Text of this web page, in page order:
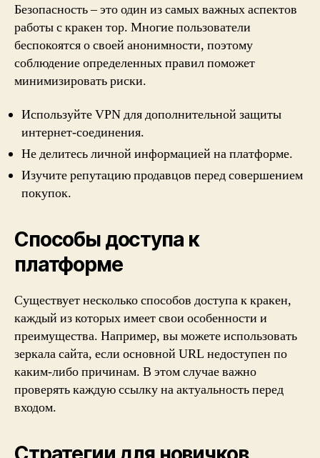
Безопасность – это один из самых важных аспектов
работы с кракен тор. Многие пользователи
беспокоятся о своей анонимности, поэтому
соблюдение определенных правил поможет
минимизировать риски.
Используйте VPN для дополнительной защиты
интернет-соединения.
Не делитесь личной информацией на платформе.
Изучите репутацию продавцов перед совершением
покупок.
Способы доступа к
платформе
Существует несколько способов доступа к кракен,
каждый из которых имеет свои особенности и
преимущества. Например, вы можете использовать
зеркала сайта, если основной URL недоступен по
каким-либо причинам. В этом случае важно
проверять каждую ссылку на актуальность перед
входом.